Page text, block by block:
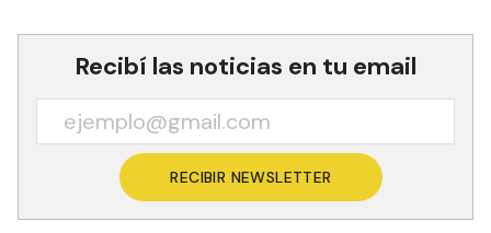
Recibí las noticias en tu email
RECIBIR NEWSLETTER